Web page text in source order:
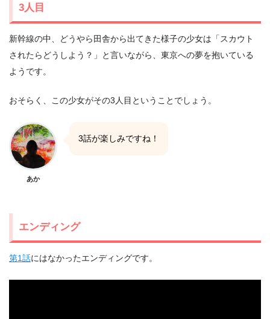
3人目
新幹線の中、どうやら田舎から出てきた様子の少女は「スカウト
されたらどうしよう？」と言いながら、東京への夢を抱いている
ようです。
おそらく、この少女がその3人目ということでしょう。
あか
3話が楽しみですね！
エンディング
第1話にはなかったエンディングです。